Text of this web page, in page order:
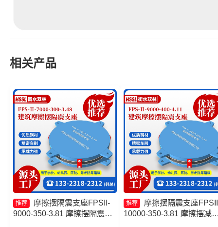
相关产品
推荐
摩擦摆隔震支座FPSII-
9000-350-3.81 摩擦摆隔震支
推荐
摩擦摆隔震支座
10000-350-3.81 摩擦摆减